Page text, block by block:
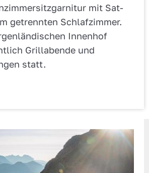
mit Sat-
getrennten Schlafzimmer.
Innenhof
Grillabende und
statt.